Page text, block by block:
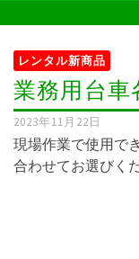
レンタル新商品
業務用台車
2023年11月22日
現場作業で使用で
合わせてお選びく